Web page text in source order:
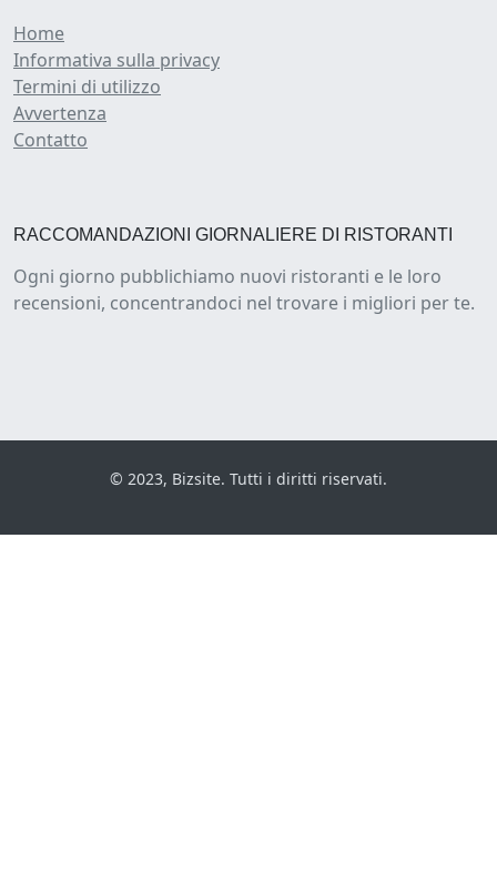
Home
Informativa sulla privacy
Termini di utilizzo
Avvertenza
Contatto
RACCOMANDAZIONI GIORNALIERE DI RISTORANTI
Ogni giorno pubblichiamo nuovi ristoranti e le loro
recensioni, concentrandoci nel trovare i migliori per te.
© 2023, Bizsite. Tutti i diritti riservati.